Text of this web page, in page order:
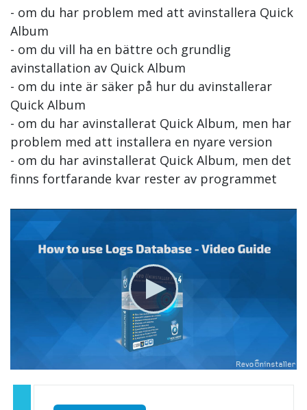
- om du har problem med att avinstallera Quick
Album
- om du vill ha en bättre och grundlig
avinstallation av Quick Album
- om du inte är säker på hur du avinstallerar
Quick Album
- om du har avinstallerat Quick Album, men har
problem med att installera en nyare version
- om du har avinstallerat Quick Album, men det
finns fortfarande kvar rester av programmet